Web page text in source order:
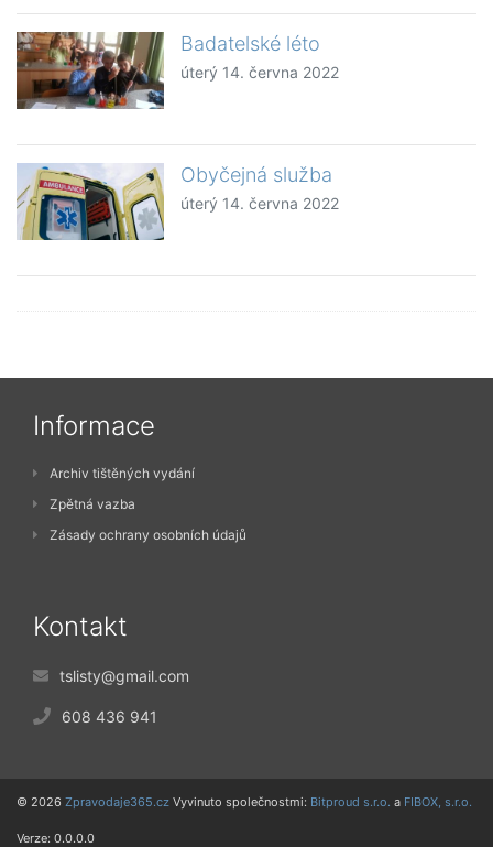
Badatelské léto
úterý 14. června 2022
Obyčejná služba
úterý 14. června 2022
Informace
Archiv tištěných vydání
Zpětná vazba
Zásady ochrany osobních údajů
Kontakt
tslisty@gmail.com
608 436 941
© 2026 Zpravodaje365.cz Vyvinuto společnostmi: Bitproud s.r.o. a FIBOX, s.r.o.
Verze: 0.0.0.0